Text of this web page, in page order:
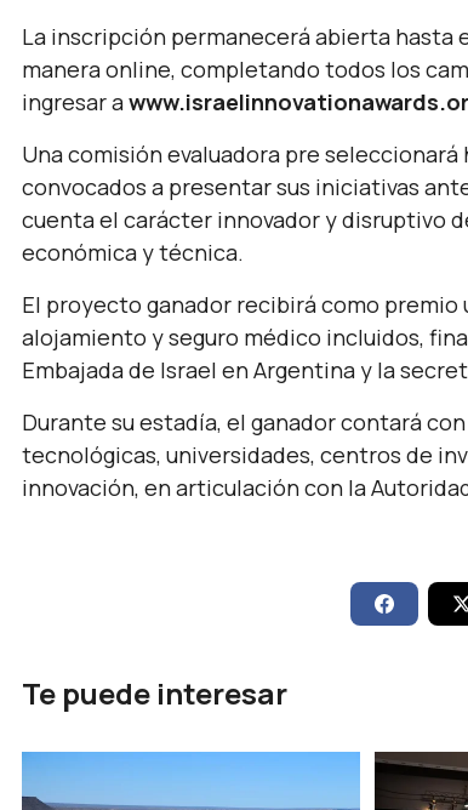
La inscripción permanecerá abierta hasta
manera online, completando todos los
ingresar a
Una comisión evaluadora pre
convocados a presentar sus iniciativas
cuenta el carácter innovador y disruptivo
económica y técnica.
El proyecto ganador recibirá como premio
alojamiento y seguro médico incluidos,
Embajada de Israel en Argentina y la
Durante su estadía, el ganador contará
tecnológicas, universidades, centros de
innovación, en articulación con la
Te puede interesar